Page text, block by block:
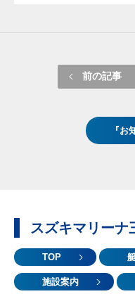
前の記事
『お
スズキマリーナ
TOP
施設案内